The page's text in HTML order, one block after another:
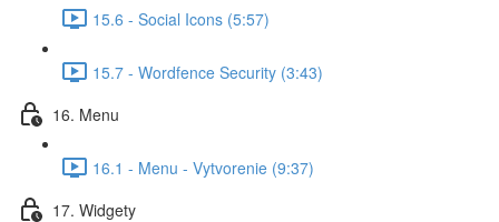
15.6 - Social Icons (5:57)
15.7 - Wordfence Security (3:43)
16. Menu
16.1 - Menu - Vytvorenie (9:37)
17. Widgety